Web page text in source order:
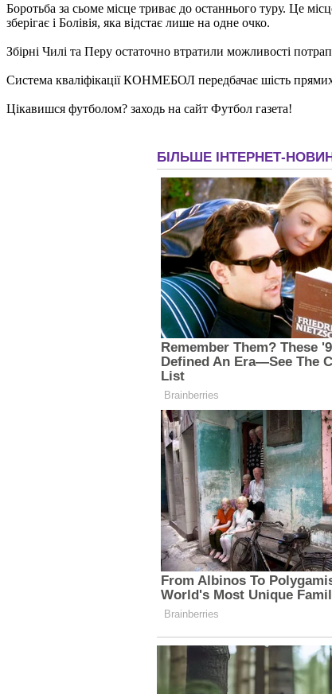
Боротьба за сьоме місце триває до останнього туру. Це
зберігає і Болівія, яка відстає лише на одне очко.
Збірні Чилі та Перу остаточно втратили можливості
Система кваліфікації КОНМЕБОЛ передбачає шість
Цікавишся футболом? заходь на сайт Футбол газета!